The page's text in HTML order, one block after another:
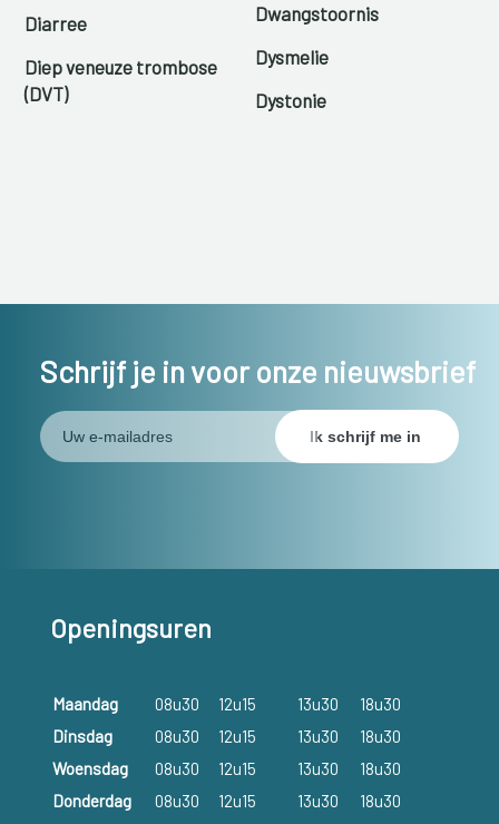
Diarree
Diep veneuze trombose
(DVT)
Dwangstoornis
Dysmelie
Dystonie
Schrijf je in voor onze nieuwsbrief
Openingsuren
Maandag 08u30 12u15 13u30
18u30
Dinsdag
08u30 12u15 13u30
18u30
Woensdag
08u30 12u15 13u30
18u30
Donderdag
08u30 12u15 13u30
18u30